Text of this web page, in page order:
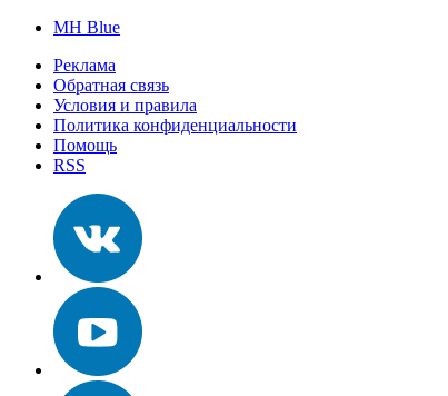
MH Blue
Реклама
Обратная связь
Условия и правила
Политика конфиденциальности
Помощь
RSS